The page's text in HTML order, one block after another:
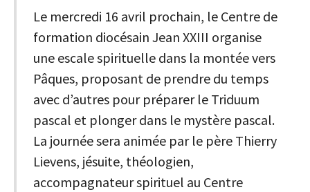
Le mercredi 16 avril prochain, le Centre de
formation diocésain Jean XXIII organise
une escale spirituelle dans la montée vers
Pâques, proposant de prendre du temps
avec d’autres pour préparer le Triduum
pascal et plonger dans le mystère pascal.
La journée sera animée par le père Thierry
Lievens, jésuite, théologien,
accompagnateur spirituel au Centre